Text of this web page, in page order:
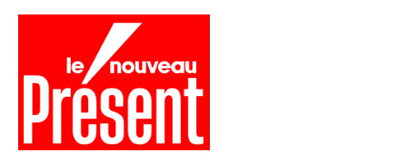
Aller